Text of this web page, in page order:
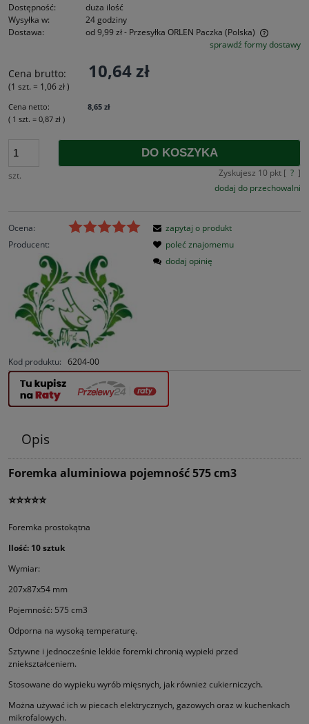
Dostępność:
duża ilość
Wysyłka w:
24 godziny
Dostawa:
od 9,99 zł- Przesyłka ORLEN Paczka (Polska)
Cena nie zawiera ewentualnych kosztów płatnościsprawdź formy dostawy
Cena brutto: 10,64 zł
(1 szt. = 1,06 zł)
Cena netto:
8,65 zł
( 1 szt. = 0,87 zł )
szt.
DO KOSZYKA
Zyskujesz 10 pkt [ ? ]
dodaj do przechowalni
Ocena:
Producent:
Kod produktu: 6204-00
zapytaj o produkt
poleć znajomemu
dodaj opinię
Opis
Foremka aluminiowa pojemność 575 cm3
⭐⭐⭐⭐⭐
Foremka prostokątna
Ilość: 10 sztuk
Wymiar:
207x87x54 mm
Pojemność: 575 cm3
Odporna na wysoką temperaturę.
Sztywne i jednocześnie lekkie foremki chronią wypieki przed
zniekształceniem.
Stosowane do wypieku wyrób mięsnych, jak również cukierniczych.
Można używać ich w piecach elektrycznych, gazowych oraz w kuchenkach
mikrofalowych.